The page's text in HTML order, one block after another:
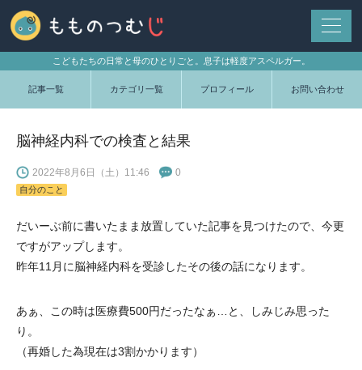
こどもたちの日常と母のひとりごと。息子は軽度アスペルガー。
記事一覧 カテゴリ一覧 プロフィール お問い合わせ
脳神経内科での検査と結果
2022年8月6日（土）11:46 0
自分のこと
だいーぶ前に書いたまま放置していた記事を見つけたので、今更
ですがアップします。
昨年11月に脳神経内科を受診したその後の話になります。
あぁ、この時は医療費500円だったなぁ…と、しみじみ思った
り。
（再婚した為現在は3割かかります）